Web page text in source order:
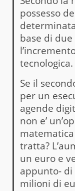
possesso
base di
tecnologica.
Se il
per un
agende
non e’
matematica
tratta?
un euro e
appunto- di
milioni di